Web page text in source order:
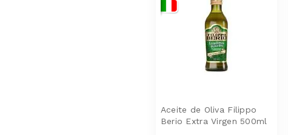
Aceite de Oliva Filippo
Berio Extra Virgen 500ml